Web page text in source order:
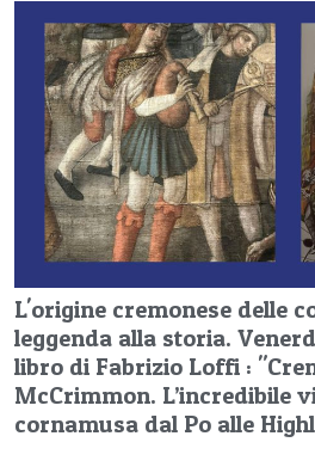
L'origine cremonese delle
leggenda alla storia.
libro di Fabrizio Loffi :
McCrimmon. L’incredibile
cornamusa dal Po alle